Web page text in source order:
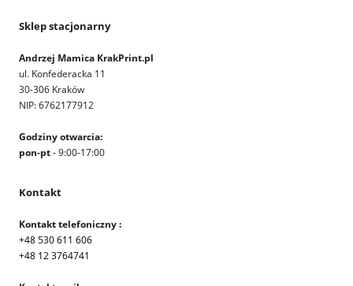
Sklep stacjonarny
Andrzej Mamica KrakPrint.pl
ul. Konfederacka 11
30-306 Kraków
NIP: 6762177912
Godziny otwarcia:
pon-pt- 9:00-17:00
Kontakt
Kontakt telefoniczny :
+48 530 611 606
+48 12 3764741